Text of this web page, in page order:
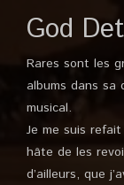
God
Rares sont les
albums dans sa
musical.
Je me suis
hâte de les
d’ailleurs, que